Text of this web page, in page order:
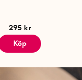
295 kr
Köp